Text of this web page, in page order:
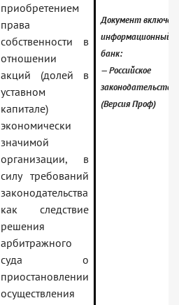
приобретением
права
собственности в
отношении
акций (долей в
уставном
капитале)
экономически
значимой
организации, в
силу требований
законодательства
как следствие
решения
арбитражного
суда о
приостановлении
осуществления
Документ включен
информационный
банк:
— Российское
законодательство
(Версия Проф)